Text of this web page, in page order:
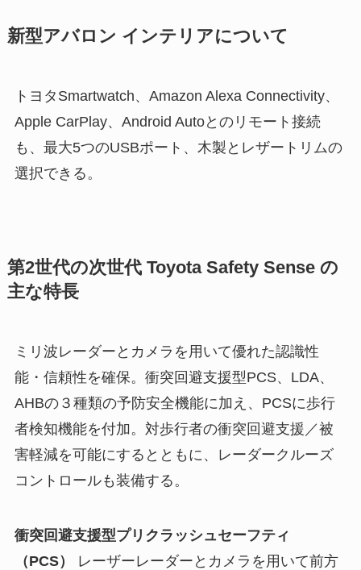
新型アバロン インテリアについて
トヨタSmartwatch、Amazon Alexa Connectivity、
Apple CarPlay、Android Autoとのリモート接続
も、最大5つのUSBポート、木製とレザートリムの
選択できる。
第2世代の次世代 Toyota Safety Sense の
主な特長
ミリ波レーダーとカメラを用いて優れた認識性
能・信頼性を確保。衝突回避支援型PCS、LDA、
AHBの３種類の予防安全機能に加え、PCSに歩行
者検知機能を付加。対歩行者の衝突回避支援／被
害軽減を可能にするとともに、レーダークルーズ
コントロールも装備する。
衝突回避支援型プリクラッシュセーフティ
（PCS）
レーザーレーダーとカメラを用いて前方